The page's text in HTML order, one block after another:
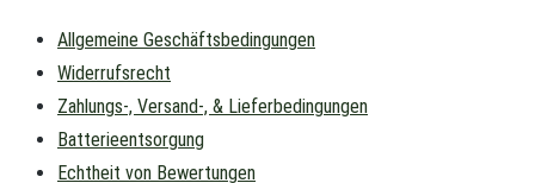
Allgemeine Geschäftsbedingungen
Widerrufsrecht
Zahlungs-, Versand-, & Lieferbedingungen
Batterieentsorgung
Echtheit von Bewertungen